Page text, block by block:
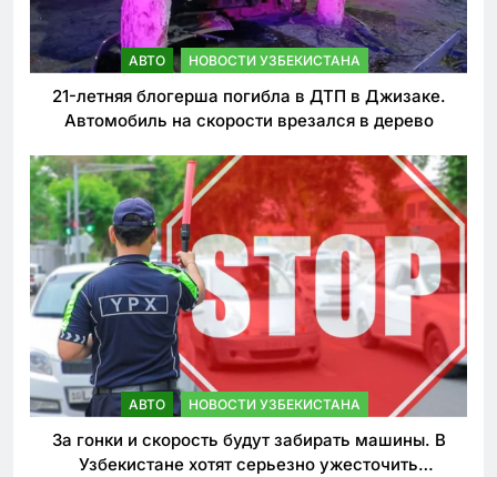
АВТО НОВОСТИ УЗБЕКИСТАНА
21-летняя блогерша погибла в ДТП в Джизаке.
Автомобиль на скорости врезался в дерево
АВТО НОВОСТИ УЗБЕКИСТАНА
За гонки и скорость будут забирать машины. В
Узбекистане хотят серьезно ужесточить